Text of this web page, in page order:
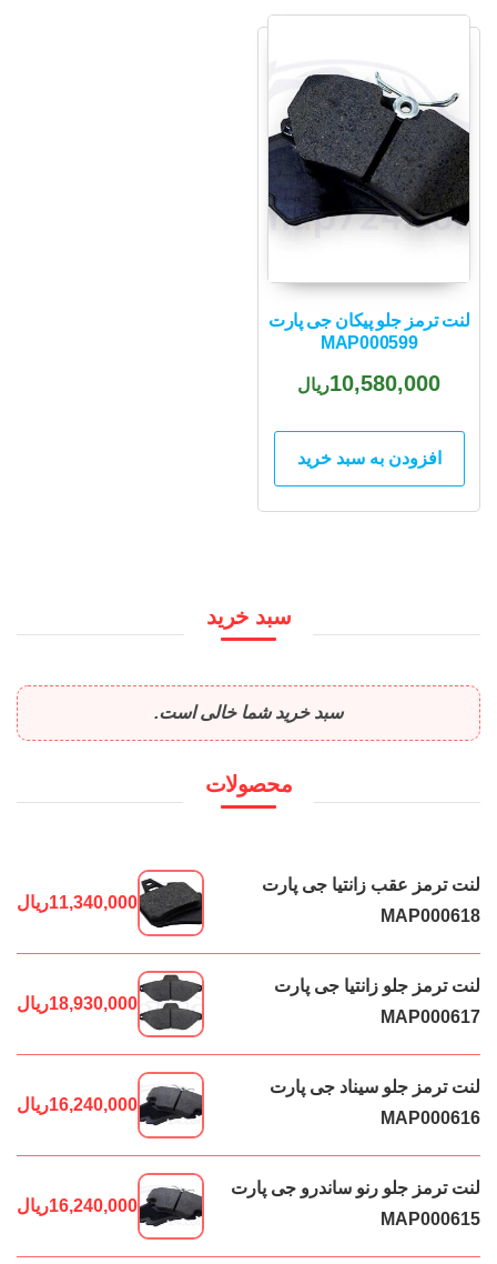
لنت ترمز جلو پیکان جی پارت
MAP000599
10,580,000ریال
افزودن به سبد خرید
سبد خرید
سبد خرید شما خالی است.
محصولات
لنت ترمز عقب زانتیا جی پارت
MAP000618
11,340,000ریال
لنت ترمز جلو زانتیا جی پارت
MAP000617
18,930,000ریال
لنت ترمز جلو سیناد جی پارت
MAP000616
16,240,000ریال
لنت ترمز جلو رنو ساندرو جی پارت
MAP000615
16,240,000ریال